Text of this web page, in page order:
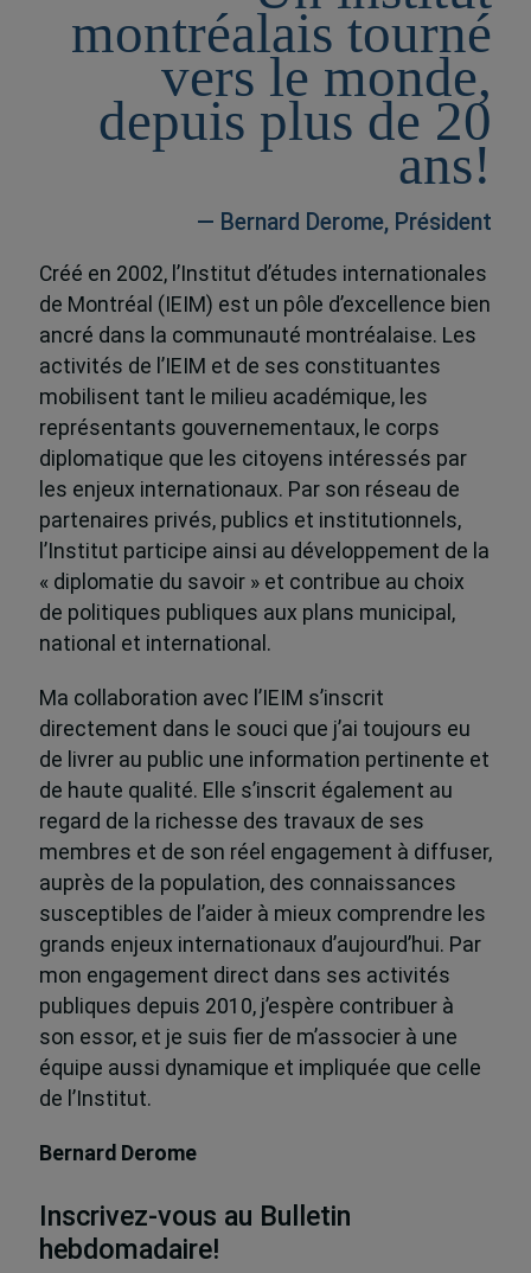
montréalais tourné
vers le monde,
depuis plus de 20
ans!
— Bernard Derome, Président
Créé en 2002, l’Institut d’études internationales
de Montréal (IEIM) est un pôle d’excellence bien
ancré dans la communauté montréalaise. Les
activités de l’IEIM et de ses constituantes
mobilisent tant le milieu académique, les
représentants gouvernementaux, le corps
diplomatique que les citoyens intéressés par
les enjeux internationaux. Par son réseau de
partenaires privés, publics et institutionnels,
l’Institut participe ainsi au développement de la
« diplomatie du savoir » et contribue au choix
de politiques publiques aux plans municipal,
national et international.
Ma collaboration avec l’IEIM s’inscrit
directement dans le souci que j’ai toujours eu
de livrer au public une information pertinente et
de haute qualité. Elle s’inscrit également au
regard de la richesse des travaux de ses
membres et de son réel engagement à diffuser,
auprès de la population, des connaissances
susceptibles de l’aider à mieux comprendre les
grands enjeux internationaux d’aujourd’hui. Par
mon engagement direct dans ses activités
publiques depuis 2010, j’espère contribuer à
son essor, et je suis fier de m’associer à une
équipe aussi dynamique et impliquée que celle
de l’Institut.
Bernard Derome
Inscrivez-vous au Bulletin
hebdomadaire!